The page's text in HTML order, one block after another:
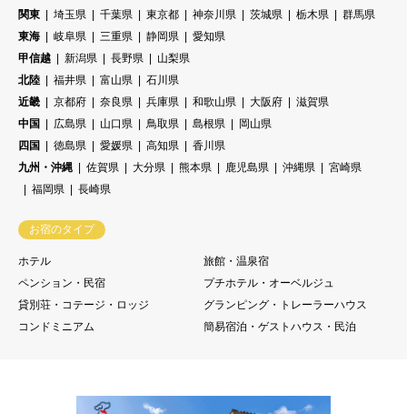
関東
埼玉県 千葉県 東京都 神奈川県 茨城県 栃木県
群馬県
東海
岐阜県 三重県 静岡県
愛知県
甲信越
新潟県 長野県
山梨県
北陸
福井県 富山県
石川県
近畿
京都府 奈良県 兵庫県 和歌山県 大阪府
滋賀県
中国
広島県 山口県 鳥取県 島根県
岡山県
四国
徳島県 愛媛県 高知県
香川県
九州・沖縄
佐賀県 大分県 熊本県 鹿児島県 沖縄県
宮崎県
福岡県
長崎県
お宿のタイプ
ホテル
旅館・温泉宿
ペンション・民宿
プチホテル・オーベルジュ
貸別荘・コテージ・ロッジ
グランピング・トレーラーハウス
コンドミニアム
簡易宿泊・ゲストハウス・民泊